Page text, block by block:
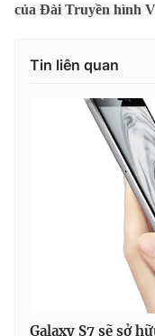
Video
VTV Money
VTV Sức khoẻ
Thị trường 24h
Liên hệ tòa soạn
của Đài Truyền hình
Tin liên quan
Galaxy S7 sẽ sở